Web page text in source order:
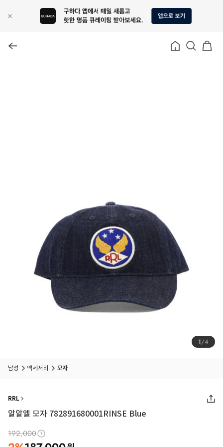
1/4
남성 액세서리 모자
RRL
알알엘 모자 782891680001RINSE Blue
192,000